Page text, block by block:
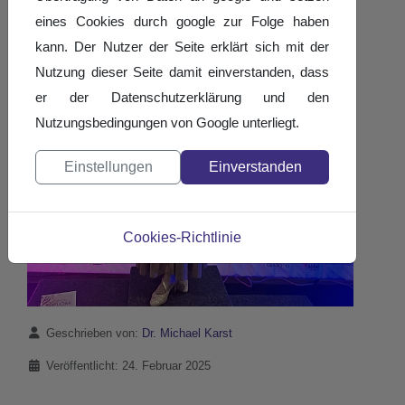
DetailsGeschrieben von: Dr. Michael Karst
Veröffentlicht: 24. Februar 2025
eines Cookies durch google zur Folge haben
kann. Der Nutzer der Seite erklärt sich mit der
Nutzung dieser Seite damit einverstanden, dass
er der Datenschutzerklärung und den
Nutzungsbedingungen von Google unterliegt.
Einstellungen Einverstanden
Cookies-Richtlinie